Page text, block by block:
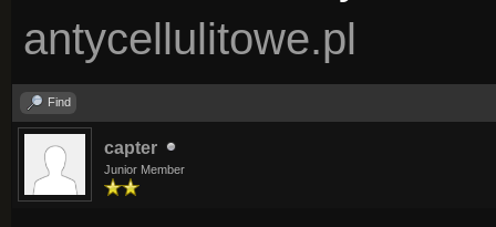
antycellulitowe.pl
Find
capter
Junior Member